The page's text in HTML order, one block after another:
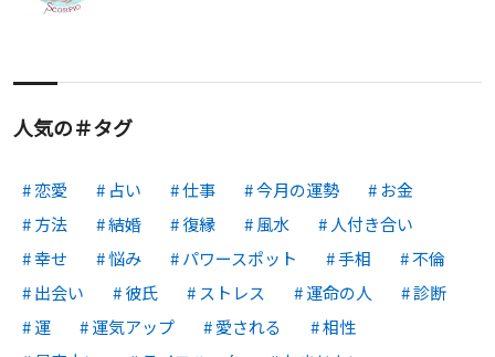
人気の＃タグ
恋愛 占い 仕事 今月の運勢
お金
方法
結婚 復縁 風水
人付き合い
幸せ
悩み パワースポット 手相
不倫
出会い
彼氏 ストレス 運命の人
診断
運
運気アップ 愛される
相性